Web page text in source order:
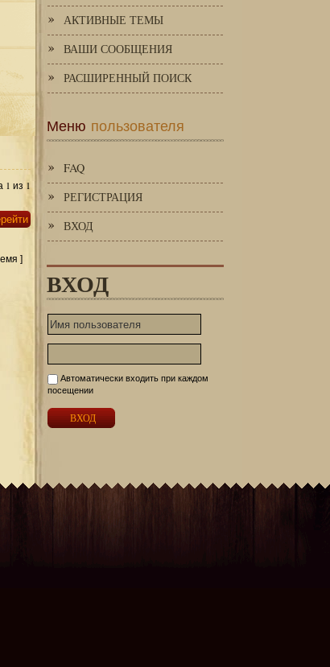
1 из 1
]
АКТИВНЫЕ ТЕМЫ
ВАШИ СООБЩЕНИЯ
РАСШИРЕННЫЙ ПОИСК
Меню пользователя
FAQ
РЕГИСТРАЦИЯ
ВХОД
ВХОД
Автоматически входить при каждом
посещении